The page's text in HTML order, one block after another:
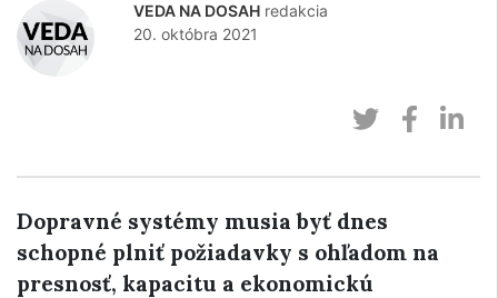
VEDA NA DOSAH redakcia
20. októbra 2021
Dopravné systémy musia byť dnes
schopné plniť požiadavky s ohľadom na
presnosť, kapacitu a ekonomickú